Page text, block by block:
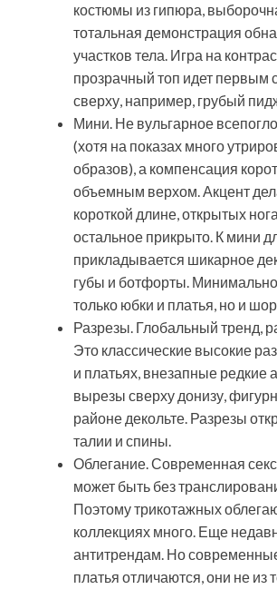
костюмы из гипюра,
тотальная демонстрация
участков тела. Игра на
прозрачный топ идет первым
сверху, например, грубый
Мини. Не вульгарное
(хотя на показах много
образов), а компенсация
объемным верхом. Акцент
короткой длине, открытых
остальное прикрыто. К мини
прикладывается шикарное
губы и ботфорты.
только юбки и платья, но и
Разрезы. Глобальный тренд,
Это классические высокие
и платьях, внезапные редкие
вырезы сверху донизу,
районе декольте. Разрезы
талии и спины.
Облегание. Современная
может быть без
Поэтому трикотажных
коллекциях много. Еще
антитрендам. Но
платья отличаются, они не из